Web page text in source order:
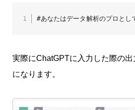
#あなたはデータ解析のプロと
実際にChatGPTに入力した際の出
になります。